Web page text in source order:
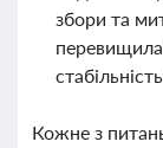
збори та
Кожне з